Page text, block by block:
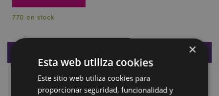
770 en stock
Descripción de Producto
×
Esta web utiliza cookies
Este sitio web utiliza cookies para
proporcionar seguridad, funcionalidad y